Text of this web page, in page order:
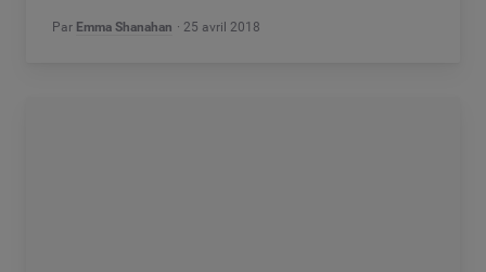
Par Emma Shanahan 25 avril 2018